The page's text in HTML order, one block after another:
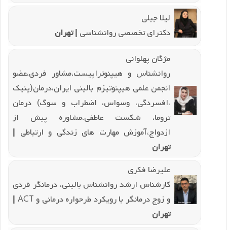
لیلا جبلی
دکترای تخصصی روانشناسی | تهران
مژگان پهلوانی
روانشناس و هیپنوتراپیست،مشاور فردی،عضو
انجمن علمی هیپنوتیزم بالینی ایران،درمان(پنیک
،افسردگی، وسواس، اضطراب و سوگ) درمان
تروما، شکست عاطفی،مشاوره پیش از
ازدواج،آموزش مهارت های زندگی و ارتباطی |
تهران
علیرضا فکری
کارشناس ارشد روانشناس بالینی، درمانگر فردی
و زوج درمانگر با رویکرد طرحواره درمانی و ACT
|
تهران